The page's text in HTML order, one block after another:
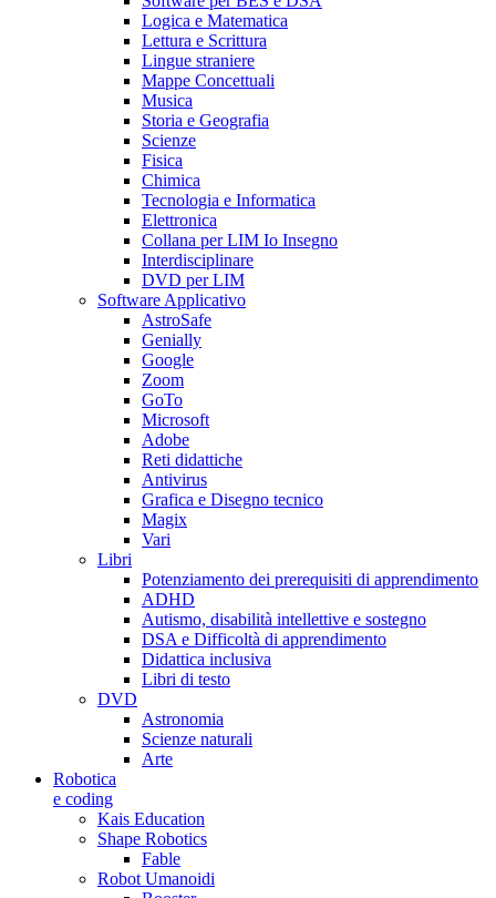
Logica e Matematica
Lettura e Scrittura
Lingue straniere
Mappe Concettuali
Musica
Storia e Geografia
Scienze
Fisica
Chimica
Tecnologia e Informatica
Elettronica
Collana per LIM Io Insegno
Interdisciplinare
DVD per LIM
Software Applicativo
AstroSafe
Genially
Google
Zoom
GoTo
Microsoft
Adobe
Reti didattiche
Antivirus
Grafica e Disegno tecnico
Magix
Vari
Libri
Potenziamento dei prerequisiti di apprendimento
ADHD
Autismo, disabilità intellettive e sostegno
DSA e Difficoltà di apprendimento
Didattica inclusiva
Libri di testo
DVD
Astronomia
Scienze naturali
Arte
Robotica
e coding
Kais Education
Shape Robotics
Fable
Robot Umanoidi